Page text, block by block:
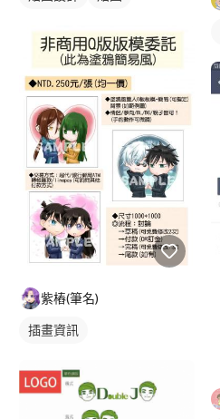
紫樁(筆名)
插畫資訊